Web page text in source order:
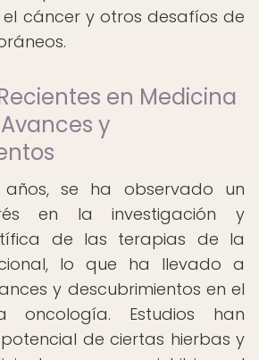
cáncer y otros desafíos de
en Medicina
y
años, se ha observado un
en la investigación y
de las terapias de la
lo que ha llevado a
y descubrimientos en el
Estudios han
de ciertas hierbas y